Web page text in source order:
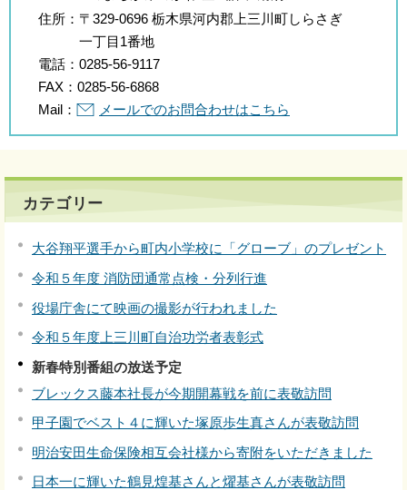
住所： 〒329-0696 栃木県河内郡上三川町しらさぎ
一丁目1番地
電話： 0285-56-9117
FAX： 0285-56-6868
Mail：
メールでのお問合わせはこちら
カテゴリー
大谷翔平選手から町内小学校に「グローブ」のプレゼント
令和５年度 消防団通常点検・分列行進
役場庁舎にて映画の撮影が行われました
令和５年度上三川町自治功労者表彰式
新春特別番組の放送予定
ブレックス藤本社長が今期開幕戦を前に表敬訪問
甲子園でベスト４に輝いた塚原歩生真さんが表敬訪問
明治安田生命保険相互会社様から寄附をいただきました
日本一に輝いた鶴見煌基さんと燿基さんが表敬訪問